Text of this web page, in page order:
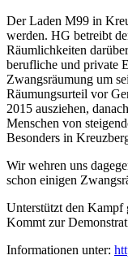
Der Laden M99 in
werden. HG betreibt
Räumlichkeiten
berufliche und private
Zwangsräumung um
Räumungsurteil vor
2015 ausziehen,
Menschen von
Besonders in
Wir wehren uns
schon einigen
Unterstützt den Kampf
Kommt zur
Informationen unter: